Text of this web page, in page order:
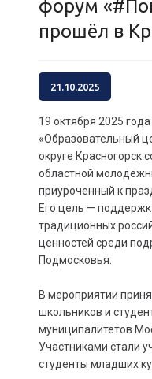
форум
прошёл в
21.10.2025
19 октября 2025
«Образовательный
округе Красногорск
областной
приуроченный к
Его цель —
традиционных
ценностей среди
Подмосковья.
В мероприятии
школьников и
муниципалитетов
Участниками стали
студенты младших